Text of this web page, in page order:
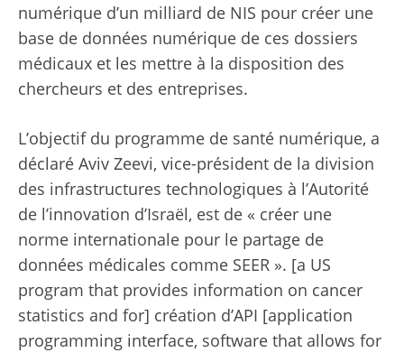
numérique d’un milliard de NIS pour créer une
base de données numérique de ces dossiers
médicaux et les mettre à la disposition des
chercheurs et des entreprises.
L’objectif du programme de santé numérique, a
déclaré Aviv Zeevi, vice-président de la division
des infrastructures technologiques à l’Autorité
de l’innovation d’Israël, est de « créer une
norme internationale pour le partage de
données médicales comme SEER ». [a US
program that provides information on cancer
statistics and for] création d’API [application
programming interface, software that allows for